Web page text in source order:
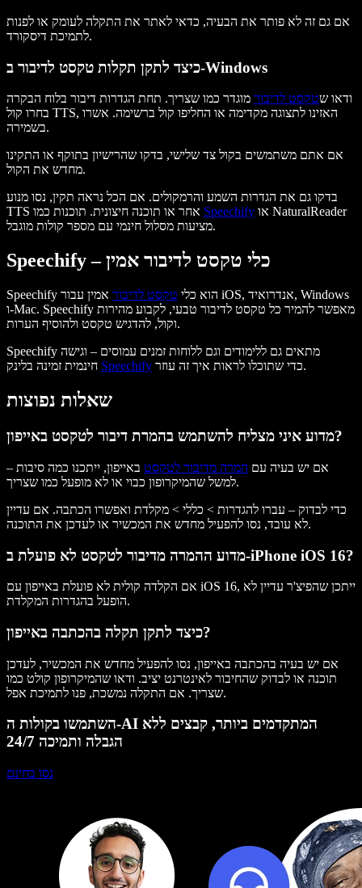
אם גם זה לא פותר את הבעיה, כדאי לאתר את התקלה לעומק או לפנות
לתמיכת דיסקורד.
כיצד לתקן תקלות טקסט לדיבור ב-Windows
ודאו שטקסט לדיבור מוגדר כמו שצריך. תחת הגדרות דיבור בלוח הבקרה
בחרו קול TTS, האזינו לתצוגה מקדימה או החליפו קול ברשימה. אשרו
בשמירה.
אם אתם משתמשים בקול צד שלישי, בדקו שהרישיון בתוקף או התקינו
מחדש את הקול.
בדקו גם את הגדרות השמע והרמקולים. אם הכל נראה תקין, נסו מנוע
Speechify
מציעות מסלול חינמי עם מספר קולות מוגבל.
Speechify – כלי טקסט לדיבור אמין
Speechify הוא כלי טקסט לדיבור אמין עבור iOS, אנדרואיד, Windows
ו-Mac. Speechify מאפשר להמיר כל טקסט לדיבור טבעי, לקבוע מהירות
וקול, להדגיש טקסט ולהוסיף הערות.
Speechify מתאים גם ללימודים וגם ללוחות זמנים עמוסים – וגישה
Speechify כדי שתוכלו לראות איך זה עוזר.
שאלות נפוצות
מדוע איני מצליח להשתמש בהמרת דיבור לטקסט באייפון?
אם יש בעיה עם המרה מדיבור לטקסט באייפון, ייתכנו כמה סיבות –
למשל שהמיקרופון כבוי או לא מופעל כמו שצריך.
כדי לבדוק – עברו להגדרות > כללי > מקלדת ואפשרו הכתבה. אם עדיין
לא עובד, נסו להפעיל מחדש את המכשיר או לעדכן את התוכנה.
מדוע ההמרה מדיבור לטקסט לא פועלת ב-iPhone iOS 16?
אם הקלדה קולית לא פועלת באייפון עם iOS 16, ייתכן שהפיצ'ר עדיין לא
הופעל בהגדרות המקלדת.
כיצד לתקן תקלה בהכתבה באייפון?
אם יש בעיה בהכתבה באייפון, נסו להפעיל מחדש את המכשיר, לעדכן
תוכנה או לבדוק שהחיבור לאינטרנט יציב. ודאו שהמיקרופון קולט כמו
שצריך. אם התקלה נמשכת, פנו לתמיכת אפל.
השתמשו בקולות ה-AI המתקדמים ביותר, קבצים ללא
הגבלה ותמיכה 24/7
נסו בחינם